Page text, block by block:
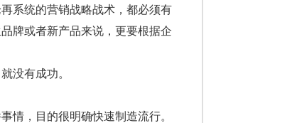
系统的营销战略战术，都必须有
牌或者新产品来说，更要根据企
没有成功。
，目的很明确快速制造流行。